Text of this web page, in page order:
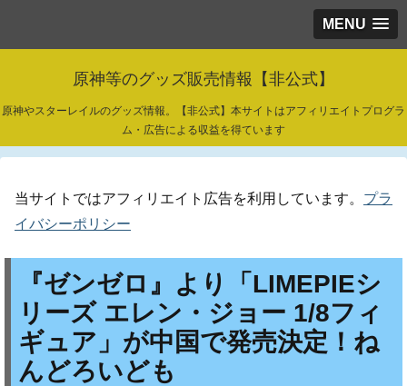
MENU
原神等のグッズ販売情報【非公式】
原神やスターレイルのグッズ情報。【非公式】本サイトはアフィリエイトプログラ
ム・広告による収益を得ています
当サイトではアフィリエイト広告を利用しています。 プラ
イバシーポリシー
『ゼンゼロ』より「LIMEPIEシ
リーズ エレン・ジョー 1/8フィ
ギュア」が中国で発売決定！ね
んどろいども